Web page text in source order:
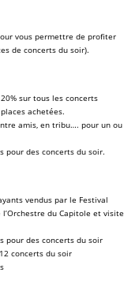
vous permettre de profiter
de concerts du soir).
sur tous les concerts
achetées.
amis, en tribu…. pour un ou
pour des concerts du soir.
vendus par le Festival
du Capitole et visite
pour des concerts du soir
concerts du soir